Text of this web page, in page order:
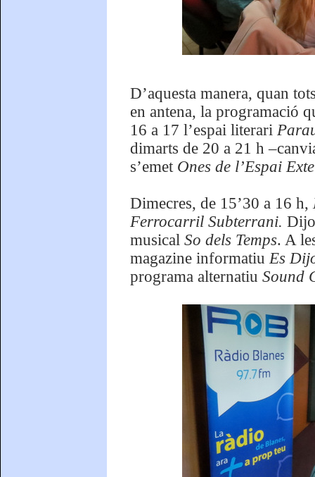
D’aquesta manera, quan
en antena, la programació
16 a 17 l’espai literari
dimarts de 20 a 21 h
s’emet Ones de l’Espai
Dimecres, de 15’30 a 16 h,
Ferrocarril Subterrani.
musical So dels Temps. A
magazine informatiuEs
programa alternatiu Sound